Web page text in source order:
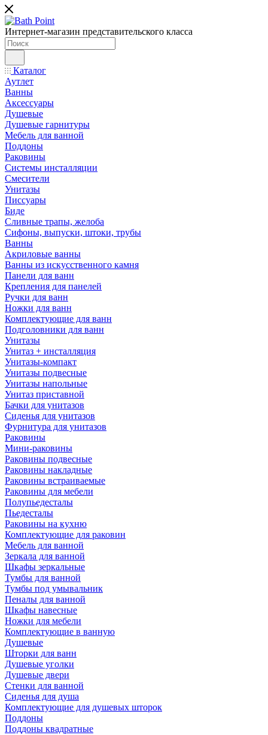
Интернет-магазин представительского класса
Каталог
Аутлет
Ванны
Аксессуары
Душевые
Душевые гарнитуры
Мебель для ванной
Поддоны
Раковины
Системы инсталляции
Смесители
Унитазы
Писсуары
Биде
Сливные трапы, желоба
Сифоны, выпуски, штоки, трубы
Ванны
Акриловые ванны
Ванны из искусственного камня
Панели для ванн
Крепления для панелей
Ручки для ванн
Ножки для ванн
Комплектующие для ванн
Подголовники для ванн
Унитазы
Унитаз + инсталляция
Унитазы-компакт
Унитазы подвесные
Унитазы напольные
Унитаз приставной
Бачки для унитазов
Сиденья для унитазов
Фурнитура для унитазов
Раковины
Мини-раковины
Раковины подвесные
Раковины накладные
Раковины встраиваемые
Раковины для мебели
Полупьедесталы
Пьедесталы
Раковины на кухню
Комплектующие для раковин
Мебель для ванной
Зеркала для ванной
Шкафы зеркальные
Тумбы для ванной
Тумбы под умывальник
Пеналы для ванной
Шкафы навесные
Ножки для мебели
Комплектующие в ванную
Душевые
Шторки для ванн
Душевые уголки
Душевые двери
Стенки для ванной
Сиденья для душа
Комплектующие для душевых шторок
Поддоны
Поддоны квадратные